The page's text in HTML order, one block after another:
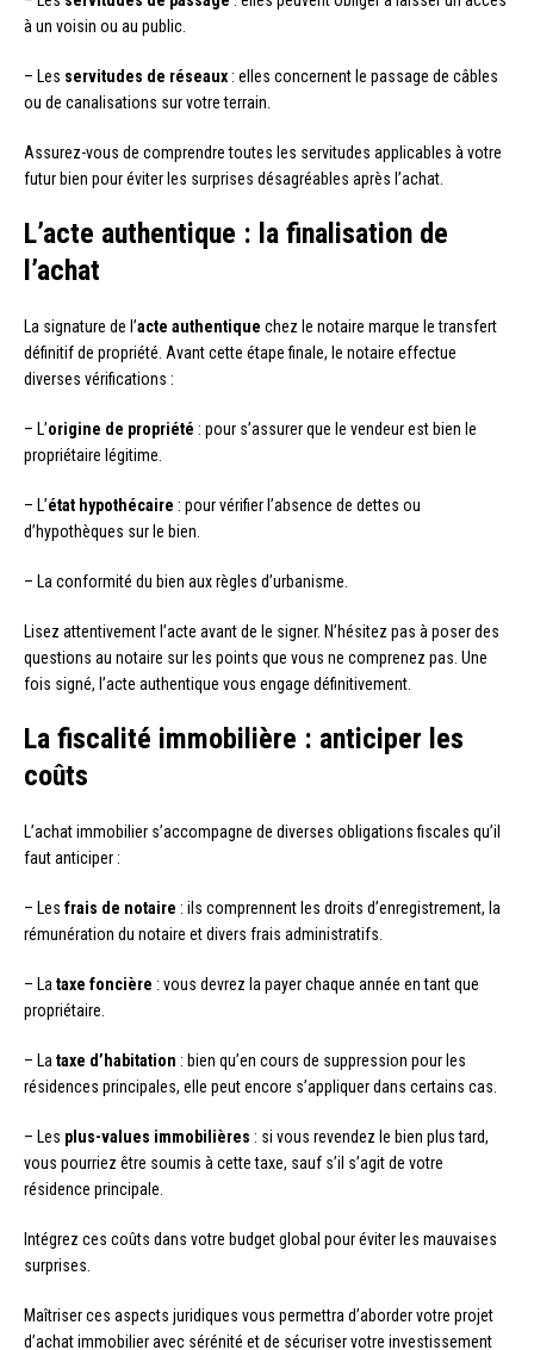
à un voisin ou au public.
– Les servitudes de réseaux : elles concernent le passage de câbles
ou de canalisations sur votre terrain.
Assurez-vous de comprendre toutes les servitudes applicables à votre
futur bien pour éviter les surprises désagréables après l’achat.
L’acte authentique : la finalisation de
l’achat
La signature de l’acte authentique chez le notaire marque le transfert
définitif de propriété. Avant cette étape finale, le notaire effectue
diverses vérifications :
– L’origine de propriété : pour s’assurer que le vendeur est bien le
propriétaire légitime.
– L’état hypothécaire : pour vérifier l’absence de dettes ou
d’hypothèques sur le bien.
– La conformité du bien aux règles d’urbanisme.
Lisez attentivement l’acte avant de le signer. N’hésitez pas à poser des
questions au notaire sur les points que vous ne comprenez pas. Une
fois signé, l’acte authentique vous engage définitivement.
La fiscalité immobilière : anticiper les
coûts
L’achat immobilier s’accompagne de diverses obligations fiscales qu’il
faut anticiper :
– Les frais de notaire : ils comprennent les droits d’enregistrement, la
rémunération du notaire et divers frais administratifs.
– Lataxe foncière : vous devrez la payer chaque année en tant que
propriétaire.
– Lataxe d’habitation : bien qu’en cours de suppression pour les
résidences principales, elle peut encore s’appliquer dans certains cas.
– Les plus-values immobilières : si vous revendez le bien plus tard,
vous pourriez être soumis à cette taxe, sauf s’il s’agit de votre
résidence principale.
Intégrez ces coûts dans votre budget global pour éviter les mauvaises
surprises.
Maîtriser ces aspects juridiques vous permettra d’aborder votre projet
d’achat immobilier avec sérénité et de sécuriser votre investissement